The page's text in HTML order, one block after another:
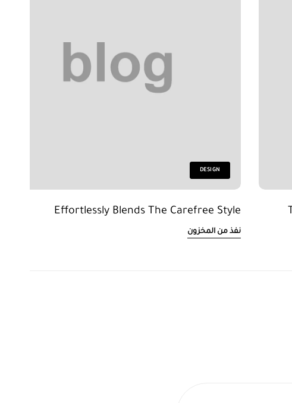
DESIGN
Effortlessly Blends The Carefree Style
نفذ من المخزون